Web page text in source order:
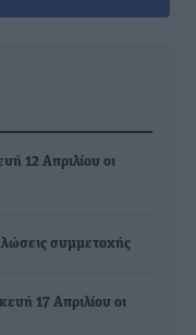
12 Απριλίου οι
συμμετοχής
17 Απριλίου οι